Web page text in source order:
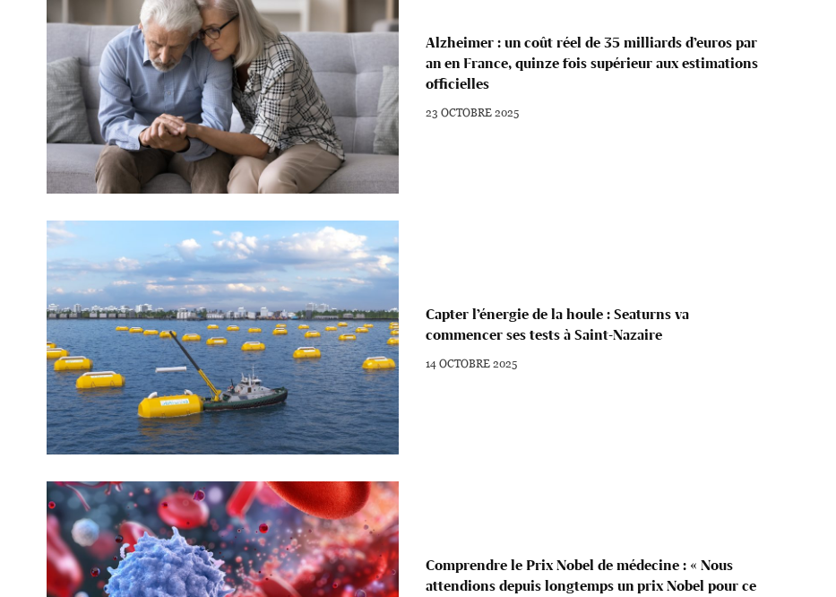
Alzheimer : un coût réel de 35 milliards d’euros par
an en France, quinze fois supérieur aux estimations
officielles
23 OCTOBRE 2025
Capter l’énergie de la houle : Seaturns va
commencer ses tests à Saint-Nazaire
14 OCTOBRE 2025
Comprendre le Prix Nobel de médecine : « Nous
attendions depuis longtemps un prix Nobel pour ce